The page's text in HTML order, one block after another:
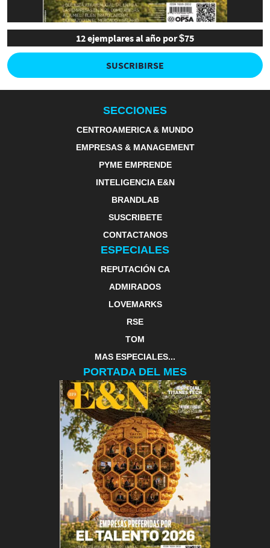
12 ejemplares al año por $75
SUSCRIBIRSE
SECCIONES
CENTROAMERICA & MUNDO
EMPRESAS & MANAGEMENT
PYME EMPRENDE
INTELIGENCIA E&N
BRANDLAB
SUSCRIBETE
CONTACTANOS
ESPECIALES
REPUTACIÓN CA
ADMIRADOS
LOVEMARKS
RSE
TOM
MAS ESPECIALES...
PORTADA DEL MES